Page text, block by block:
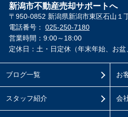
新潟市不動産売却サポートへ
〒950-0852 新潟県新潟市東区石山１
電話番号： 025-250-7180
営業時間：9:00～18:00
定休日：土・日定休（年末年始、お盆
ブログ一覧
スタッフ紹介
お
会